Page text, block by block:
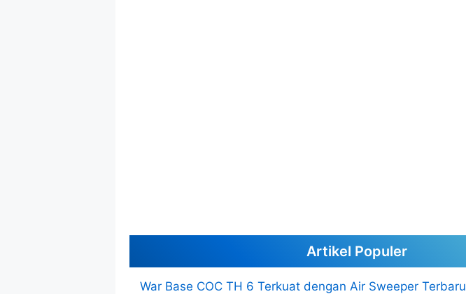
Artikel Populer
War Base COC TH 6 Terkuat dengan Air Sweeper Terbaru